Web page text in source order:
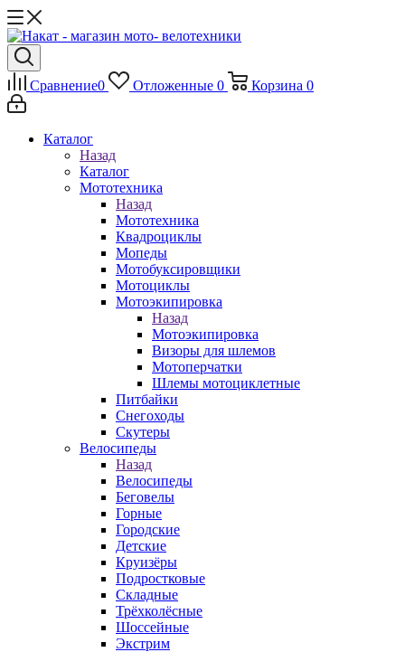
Сравнение0 Отложенные 0 Корзина 0
Каталог
Назад
Каталог
Мототехника
Назад
Мототехника
Квадроциклы
Мопеды
Мотобуксировщики
Мотоциклы
Мотоэкипировка
Назад
Мотоэкипировка
Визоры для шлемов
Мотоперчатки
Шлемы мотоциклетные
Питбайки
Снегоходы
Скутеры
Велосипеды
Назад
Велосипеды
Беговелы
Горные
Городские
Детские
Круизёры
Подростковые
Складные
Трёхколёсные
Шоссейные
Экстрим